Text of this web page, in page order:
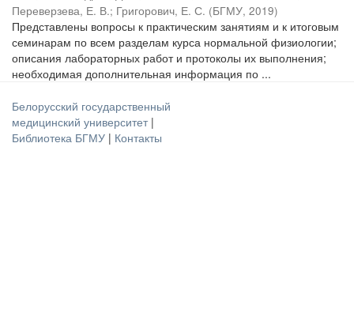
Переверзева, Е. В.; Григорович, Е. С. (БГМУ, 2019)
Представлены вопросы к практическим занятиям и к итоговым
семинарам по всем разделам курса нормальной физиологии;
описания лабораторных работ и протоколы их выполнения;
необходимая дополнительная информация по ...
Белорусский государственный
медицинский университет |
Библиотека БГМУ | Контакты